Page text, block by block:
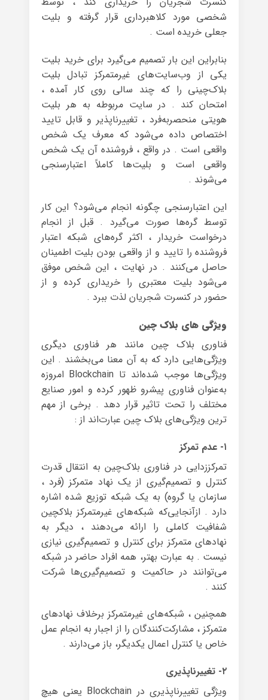
شخصی مورد کلاهبرداری قرار گرفته و بلیت
جعلی خریده است .
بنابراین این بار تصمیم می‌گیرد برای خرید بلیت
یکی از وب‌سایت‌های غیرمتمرکز تبادل بلیت
بلاک‌چینی را که چند سالی روی کار آمده ،
امتحان کند . در سایت مربوطه به هر بلیت
هویتی منحصربه‌فرد ، تغییرناپذیر و قابل تایید
اختصاص داده می‌شود که معرف یک شخص
واقعی است . در واقع ، فروشنده آن یک شخص
واقعی است و بلیت‌ها کاملاً اعتبارسنجی
می‌شوند .
این اعتبارسنجی چگونه انجام می‌شود؟ این کار
توسط گره‌ها صورت می‌گیرد . قبل از انجام
درخواست خریدار ، اکثر گره‌های شبکه اعتبار
فروشنده را تایید و از واقعی بودن بلیت اطمینان
حاصل می‌کنند . در نهایت ، این شخص موفق
می‌شود بلیت معتبری را خریداری کرده و از
حضور در کنسرت شجریان لذت ببرد .
ویژگی های بلاک چین
فناوری بلاک چین مانند هر فناوری دیگری
ویژگی‌هایی دارد که به آن معنا می‌بخشند . این
ویژگی‌ها موجب شده‌اند تا Blockchain امروزه
به‌عنوان فناوری پیشرو ظهور کرده و امور صنایع
مختلف را تحت تاثیر قرار دهد . برخی از مهم
ترین ویژگی‌های بلاک چین عبارت‌اند از :
۱- عدم تمرکز
تمرکززدایی در فناوری بلاک‌چین به انتقال قدرت
کنترل و تصمیم‌گیری از یک نهاد متمرکز (فرد ،
سازمان یا گروه) به یک شبکه توزیع شده اشاره
دارد . ازآنجایی‌که شبکه‌های غیرمتمرکز بلاکچین
شفافیت کاملی را ارائه می‌دهند ، دیگر به
نهادهای متمرکز برای کنترل و تصمیم‌گیری نیازی
نیست . به عبارت بهتر، همه افراد حاضر در شبکه
می‌توانند در حاکمیت و تصمیم‌گیری‌ها شرکت
کنند .
همچنین ، شبکه‌های غیرمتمرکز برخلاف نهادهای
متمرکز ، مشارکت‌کنندگان را از اجبار به انجام عمل
خاص یا کنترل اعمال یکدیگر، باز می‌دارند .
۲- تغییرناپذیری
ویژگی تغییرناپذیری در Blockchain یعنی هیچ